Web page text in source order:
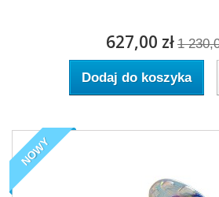
627,00 zł 1
Dodaj do koszyka
NOWY